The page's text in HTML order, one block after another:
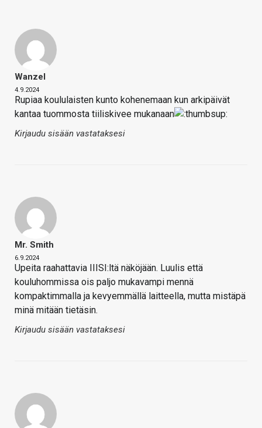
Wanzel
4.9.2024
Rupiaa koululaisten kunto kohenemaan kun arkipäivät
kantaa tuommosta tiiliskivee mukanaan
Kirjaudu sisään vastataksesi
Mr. Smith
6.9.2024
Upeita raahattavia IIISI:ltä näköjään. Luulis että
kouluhommissa ois paljo mukavampi mennä
kompaktimmalla ja kevyemmällä laitteella, mutta mistäpä
minä mitään tietäsin.
Kirjaudu sisään vastataksesi